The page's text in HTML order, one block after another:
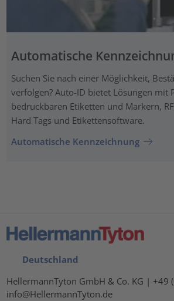
Automatische
Suchen Sie nach einer Möglichkeit,
verfolgen? Auto-ID bietet Lösungen mit
bedruckbaren Etiketten und Markern,
Hard Tags und Etikettensoftware.
Automatische Kennzeichnung
Deutschland
HellermannTyton GmbH & Co. KG | +49
info@HellermannTyton.de